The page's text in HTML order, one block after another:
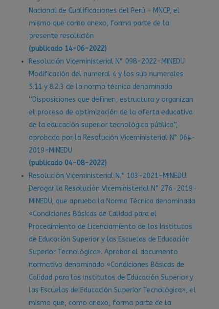
Nacional de Cualificaciones del Perú – MNCP, el
mismo que como anexo, forma parte de la
presente resolución
(publicado 14-06-2022)
Resolución Viceministerial N° 098-2022-MINEDU
Modificación del numeral 4 y los sub numerales
5.11 y 8.2.3 de la norma técnica denominada
“Disposiciones que definen, estructura y organizan
el proceso de optimización de la oferta educativa
de la educación superior tecnológica pública”,
aprobada por la Resolución Viceministerial N° 064-
2019-MINEDU
(publicado 04-08-2022)
Resolución Viceministerial N.° 103-2021-MINEDU.
Derogar la Resolución Viceministerial N° 276-2019-
MINEDU, que aprueba la Norma Técnica denominada
«Condiciones Básicas de Calidad para el
Procedimiento de Licenciamiento de los Institutos
de Educación Superior y las Escuelas de Educación
Superior Tecnológica». Aprobar el documento
normativo denominado «Condiciones Básicas de
Calidad para los Institutos de Educación Superior y
las Escuelas de Educación Superior Tecnológica», el
mismo que, como anexo, forma parte de la